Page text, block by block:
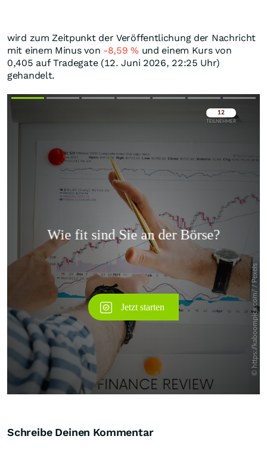
wird zum Zeitpunkt der Veröffentlichung der Nachricht
mit einem Minus von -8,59% und einem Kurs von
0,405 auf Tradegate (12. Juni 2026, 22:25 Uhr)
gehandelt.
Überspringen
Schreibe Deinen Kommentar